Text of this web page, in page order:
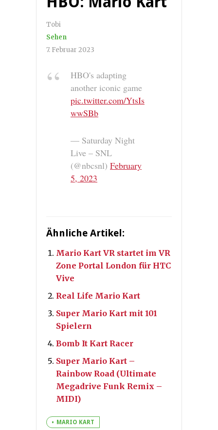
Tobi
Sehen
7. Februar 2023
HBO's adapting
another iconic game
pic.twitter.com/YtsIs
wwSBb
— Saturday Night
Live – SNL
(@nbcsnl) February
5, 2023
Ähnliche Artikel:
Mario Kart VR startet im VR
Zone Portal London für HTC
Vive
Real Life Mario Kart
Super Mario Kart mit 101
Spielern
Bomb It Kart Racer
Super Mario Kart –
Rainbow Road (Ultimate
Megadrive Funk Remix –
MIDI)
MARIO KART